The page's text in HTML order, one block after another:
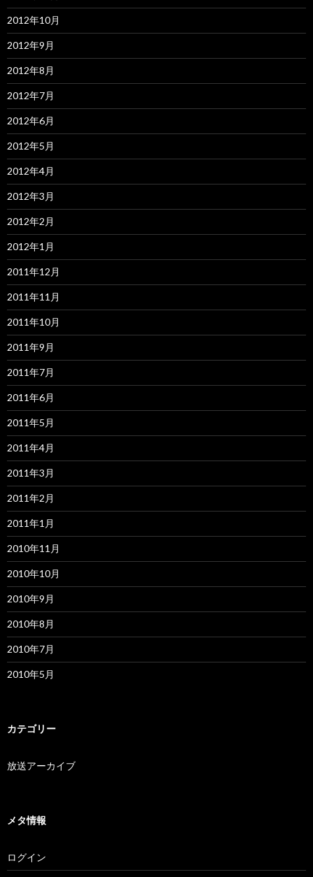
2012年10月
2012年9月
2012年8月
2012年7月
2012年6月
2012年5月
2012年4月
2012年3月
2012年2月
2012年1月
2011年12月
2011年11月
2011年10月
2011年9月
2011年7月
2011年6月
2011年5月
2011年4月
2011年3月
2011年2月
2011年1月
2010年11月
2010年10月
2010年9月
2010年8月
2010年7月
2010年5月
カテゴリー
放送アーカイブ
メタ情報
ログイン